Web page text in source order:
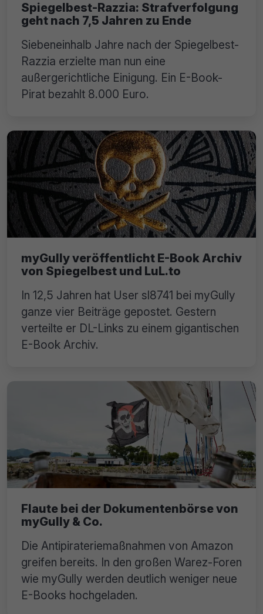
Spiegelbest-Razzia: Strafverfolgung
geht nach 7,5 Jahren zu Ende
Siebeneinhalb Jahre nach der Spiegelbest-
Razzia erzielte man nun eine
außergerichtliche Einigung. Ein E-Book-
Pirat bezahlt 8.000 Euro.
myGully veröffentlicht E-Book Archiv
von Spiegelbest und LuL.to
In 12,5 Jahren hat User sl8741 bei myGully
ganze vier Beiträge gepostet. Gestern
verteilte er DL-Links zu einem gigantischen
E-Book Archiv.
Flaute bei der Dokumentenbörse von
myGully & Co.
Die Antipirateriemaßnahmen von Amazon
greifen bereits. In den großen Warez-Foren
wie myGully werden deutlich weniger neue
E-Books hochgeladen.